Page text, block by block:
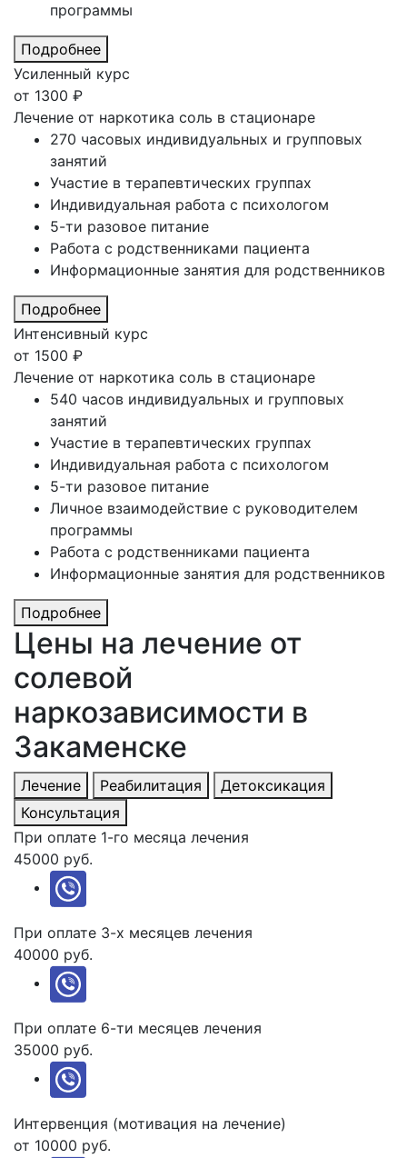
программы
Подробнее
Усиленный курс
от 1300 ₽
Лечение от наркотика соль в стационаре
270 часовых индивидуальных и групповых
занятий
Участие в терапевтических группах
Индивидуальная работа с психологом
5-ти разовое питание
Работа с родственниками пациента
Информационные занятия для родственников
Подробнее
Интенсивный курс
от 1500 ₽
Лечение от наркотика соль в стационаре
540 часов индивидуальных и групповых
занятий
Участие в терапевтических группах
Индивидуальная работа с психологом
5-ти разовое питание
Личное взаимодействие с руководителем
программы
Работа с родственниками пациента
Информационные занятия для родственников
Подробнее
Цены на лечение от
солевой
наркозависимости в
Закаменске
Лечение Реабилитация
Детоксикация
Консультация
При оплате 1-го месяца лечения
45000 руб.
При оплате 3-х месяцев лечения
40000 руб.
При оплате 6-ти месяцев лечения
35000 руб.
Интервенция (мотивация на лечение)
от 10000 руб.